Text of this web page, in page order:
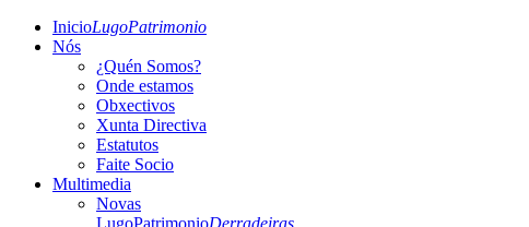
InicioLugoPatrimonio
Nós
¿Quén Somos?
Onde estamos
Obxectivos
Xunta Directiva
Estatutos
Faite Socio
Multimedia
Novas
LugoPatrimonioDerradeiras